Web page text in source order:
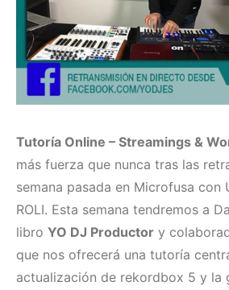
Tutoría Online – Streamings &
más fuerza que nunca tras las
semana pasada en Microfusa con
ROLI. Esta semana tendremos a
libro YO DJ Productor y
que nos ofrecerá una tutoría
actualización de rekordbox 5 y la